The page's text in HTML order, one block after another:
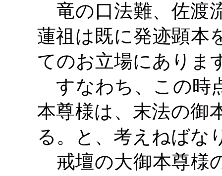
竜の口法難、佐渡
蓮祖は既に発迹顕本
てのお立場にありま
すなわち、この時
本尊様は、末法の御
る。と、考えねばな
戒壇の大御本尊様